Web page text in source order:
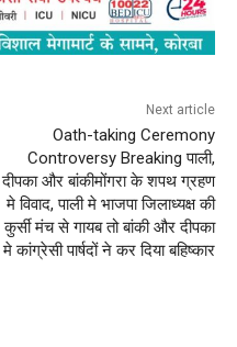
Next article
Oath-taking Ceremony
Controversy Breaking पाली,
दीपका और बांकीमोंगरा के शपथ ग्रहण
मे विवाद, पाली मे भाजपा जिलाध्यक्ष की
कुर्सी मंच से गायब तो बांकी और दीपका
मे कांग्रेसी पार्षदों ने कर दिया बहिष्कार